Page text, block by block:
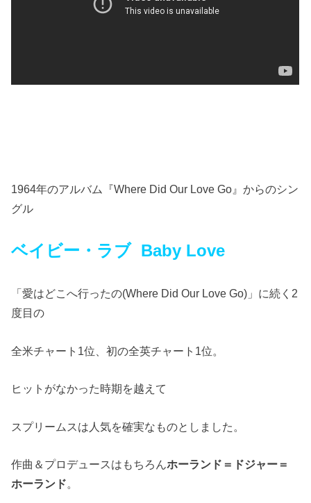
1964年のアルバム『Where Did Our Love Go』からのシン
グル
ベイビー・ラブ Baby Love
「愛はどこへ行ったの(Where Did Our Love Go)」に続く2
度目の
全米チャート1位、初の全英チャート1位。
ヒットがなかった時期を越えて
スプリームスは人気を確実なものとしました。
作曲＆プロデュースはもちろんホーランド＝ドジャー＝
ホーランド。